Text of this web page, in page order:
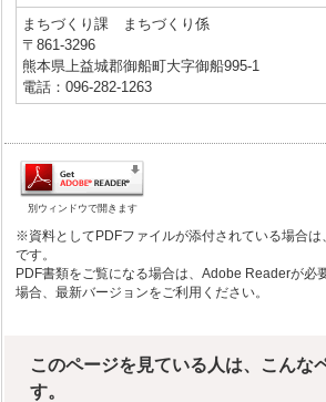
まちづくり課 まちづくり係
〒861-3296
熊本県上益城郡御船町大字御船995-1
電話：096-282-1263
別ウィンドウで開きます
※資料としてPDFファイルが添付されている場合
です。
PDF書類をご覧になる場合は、Adobe Readerが必
場合、最新バージョンをご利用ください。
このページを見ている人は、こんな
す。